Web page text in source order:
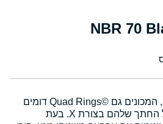
איקסרינגים (X-Rings), המכונים גם Quad Rings©‎ דומים
לאורינגים, אבל פרופיל החתך שלהם בצורת X. בעת